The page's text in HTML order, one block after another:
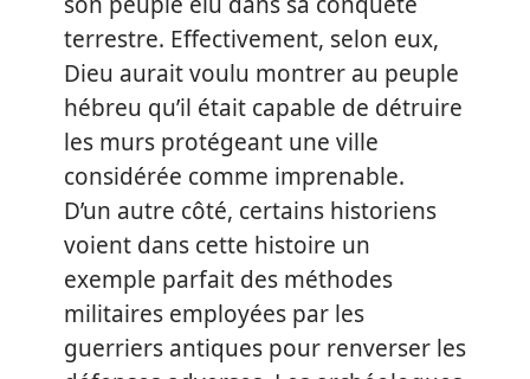
terrestre. Effectivement, selon eux,
Dieu aurait voulu montrer au peuple
hébreu qu’il était capable de détruire
les murs protégeant une ville
considérée comme imprenable.
D’un autre côté, certains historiens
voient dans cette histoire un
exemple parfait des méthodes
militaires employées par les
guerriers antiques pour renverser les